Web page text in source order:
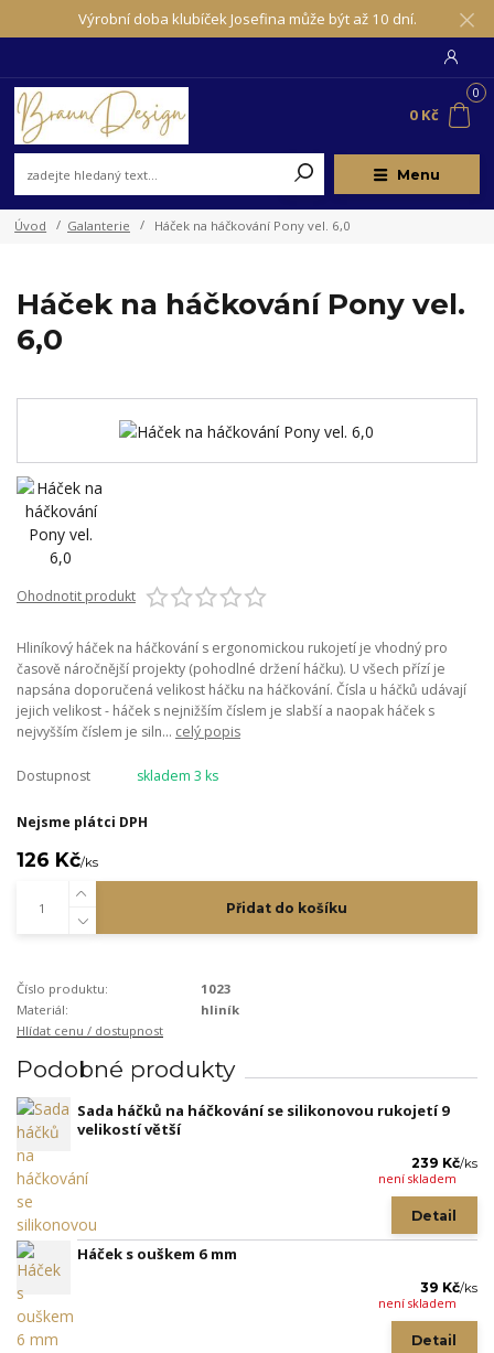
Výrobní doba klubíček Josefina může být až 10 dní.
Menu
0
0 Kč
Úvod Galanterie Háček na háčkování Pony vel. 6,0
Háček na háčkování Pony vel.
6,0
Ohodnotit produkt
Hliníkový háček na háčkování s ergonomickou rukojetí je vhodný pro
časově náročnější projekty (pohodlné držení háčku). U všech přízí je
napsána doporučená velikost háčku na háčkování. Čísla u háčků udávají
jejich velikost - háček s nejnižším číslem je slabší a naopak háček s
nejvyšším číslem je siln... celý popis
Dostupnost skladem 3 ks
Nejsme plátci DPH
126 Kč/ks
Přidat do košíku
Číslo produktu:
1023
Materiál:
hliník
Hlídat cenu / dostupnost
Podobné produkty
Sada háčků na háčkování se silikonovou rukojetí 9
velikostí větší
239 Kč/ks
není skladem
Detail
Háček s ouškem 6 mm
39 Kč/ks
není skladem
Detail